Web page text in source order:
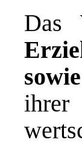
Das
ihrer